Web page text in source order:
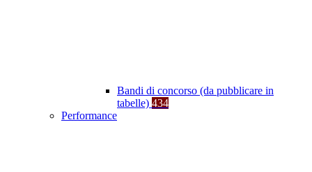
Bandi di concorso (da pubblicare in
tabelle) 434
Performance